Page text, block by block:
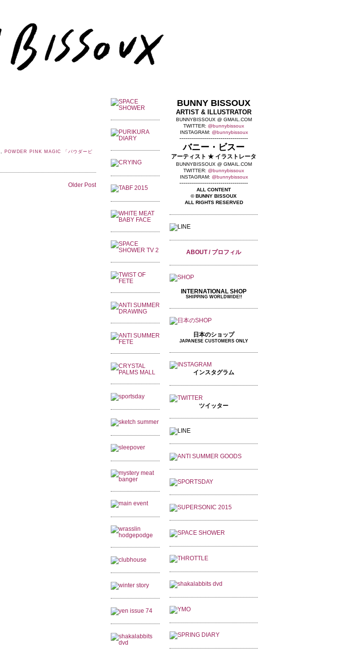
POWDER PINK MAGIC 「パウダーピ
Older Post
BUNNY BISSOUX
ARTIST & ILLUSTRATOR
BUNNYBISSOUX @ GMAIL.COM
TWITTER: @bunnybissoux
INSTAGRAM: @bunnybissoux
-----------------------------------
バニー・ビスー
アーティスト ★ イラストレータ
BUNNYBISSOUX @ GMAIL.COM
TWITTER: @bunnybissoux
INSTAGRAM: @bunnybissoux
-----------------------------------
ALL CONTENT
© BUNNY BISSOUX
ALL RIGHTS RESERVED
ABOUT / プロフィル
INTERNATIONAL SHOP
SHIPPING WORLDWIDE!!
日本のショップ
JAPANESE CUSTOMERS ONLY
インスタグラム
ツイッター